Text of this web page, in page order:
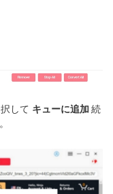
して キューに追加 続